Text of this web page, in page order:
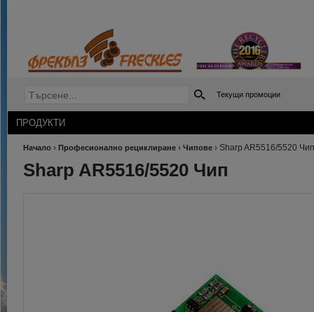
Текущи промоции
ПРОДУКТИ
Начало › Професионално рециклиране › Чипове › Sharp AR5516/5520 Чип
Sharp AR5516/5520 Чип